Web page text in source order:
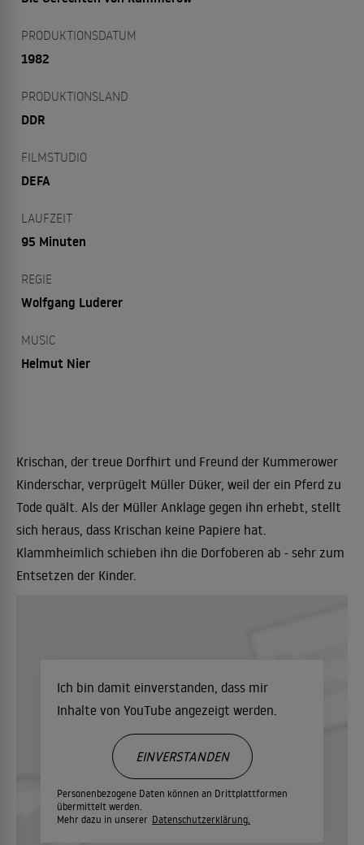
PRODUKTIONSDATUM
1982
PRODUKTIONSLAND
DDR
FILMSTUDIO
DEFA
LAUFZEIT
95 Minuten
REGIE
Wolfgang Luderer
MUSIC
Helmut Nier
Krischan, der treue Dorfhirt und Freund der Kummerower
Kinderschar, verprügelt Müller Düker, weil der ein Pferd zu
Tode quält. Als der Müller Anklage gegen ihn erhebt, stellt
sich heraus, dass Krischan keine Papiere hat.
Klammheimlich schieben ihn die Dorfoberen ab - sehr zum
Entsetzen der Kinder.
Ich bin damit einverstanden, dass mir
Inhalte von YouTube angezeigt werden.
Personenbezogene Daten können an Drittplattformen
übermittelt werden.
Mehr dazu in unserer Datenschutzerklärung.
EINVERSTANDEN